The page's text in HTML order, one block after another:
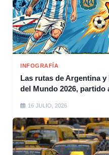
INFOGRAFÍA
Las rutas de Argentina
del Mundo 2026, partido
16 JULIO, 2026